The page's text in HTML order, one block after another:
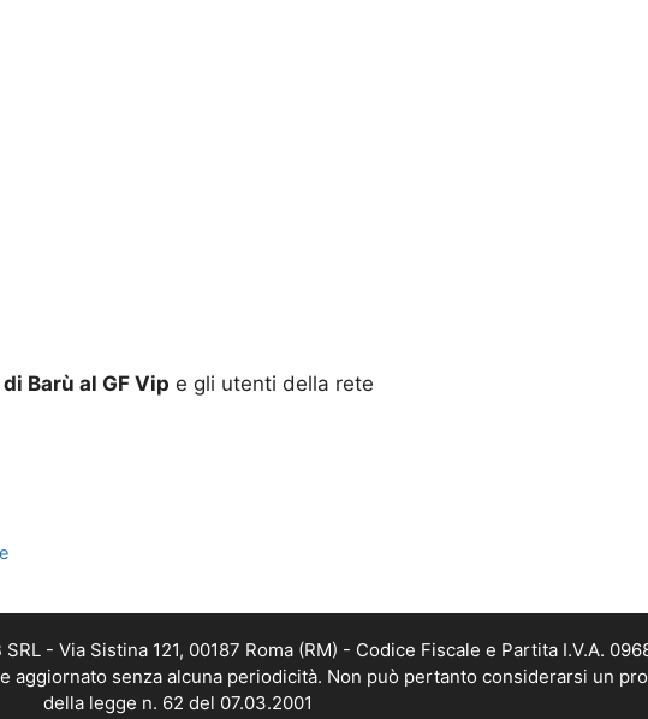
Barù al GF Vip
e gli utenti della rete
- Via Sistina 121, 00187 Roma (RM) - Codice Fiscale e Partita I.V.A.
aggiornato senza alcuna periodicità. Non può pertanto considerarsi un
della legge n. 62 del 07.03.2001